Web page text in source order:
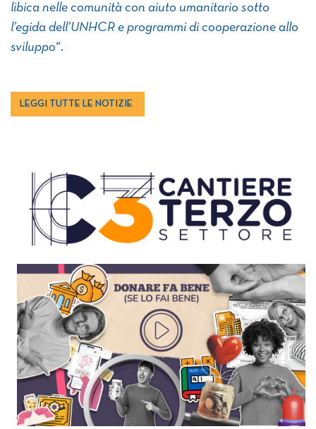
libica nelle comunità con aiuto umanitario sotto
l’egida dell’UNHCR e programmi di cooperazione allo
sviluppo“.
LEGGI TUTTE LE NOTIZIE